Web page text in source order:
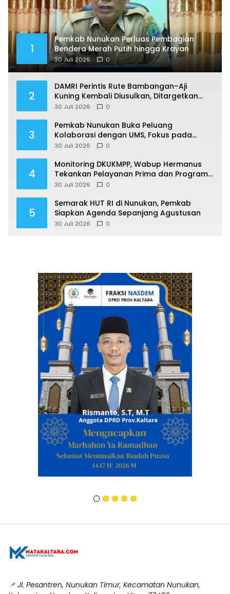
1
Pemkab Nunukan Perluas Pembagian
Bendera Merah Putih hingga Krayan
30 Juli 2026 0
2
DAMRI Perintis Rute Bambangan–Aji
Kuning Kembali Diusulkan, Ditargetkan
Mengaspal pada 2027
30 Juli 2026 0
3
Pemkab Nunukan Buka Peluang
Kolaborasi dengan UMS, Fokus pada
Penguatan Kawasan Perbatasan
30 Juli 2026 0
4
Monitoring DKUKMPP, Wabup Hermanus
Tekankan Pelayanan Prima dan Program
Berdampak
30 Juli 2026 0
5
Semarak HUT RI di Nunukan, Pemkab
Siapkan Agenda Sepanjang Agustusan
30 Juli 2026 0
📌 Jl. Pesantren, Nunukan Timur, Kecamatan Nunukan,